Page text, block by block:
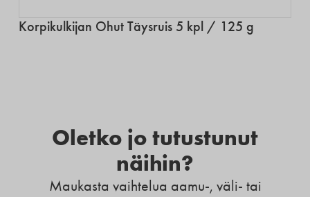
Korpikulkijan Ohut Täysruis 5 kpl / 125 g
Oletko jo tutustunut
näihin?
Maukasta vaihtelua aamu-, väli- tai